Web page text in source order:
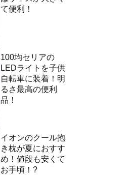
て便利！
100均セリアの
LEDライトを子供
自転車に装着！明
るさ最高の便利
品！
イオンのクール抱
き枕が夏におすす
め！値段も安くて
お手頃！?